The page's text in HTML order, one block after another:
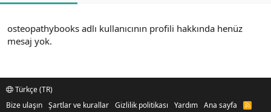
osteopathybooks adlı kullanıcının profili hakkında henüz
mesaj yok.
Türkçe (TR)
Bize ulaşın Şartlar ve kurallar Gizlilik politikası Yardım Ana sayfa
R